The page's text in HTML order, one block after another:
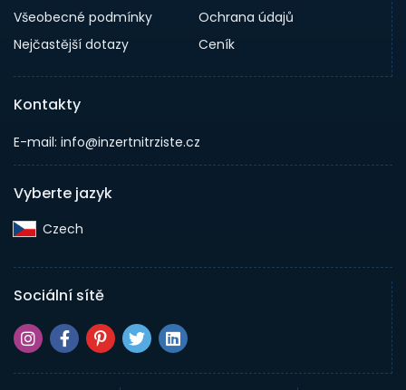
Všeobecné podmínky
Ochrana údajů
Nejčastější dotazy
Ceník
Kontakty
E-mail: info@inzertnitrziste.cz
Vyberte jazyk
Czech‎
Sociální sítě